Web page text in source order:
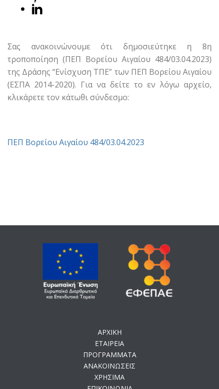
Σας ανακοινώνουμε ότι δημοσιεύτηκε η 8η
τροποποίηση (ΠΕΠ Βορείου Αιγαίου 484/03.04.2023)
της Δράσης “Ενίσχυση ΤΠΕ” των ΠΕΠ Βορείου Αιγαίου
(ΕΣΠΑ 2014-2020). Για να δείτε το εν λόγω αρχείο,
κλικάρετε τον κάτωθι σύνδεσμο:
ΠΕΠ Βορείου Αιγαίου 484/03.04.2023
ΑΡΧΙΚΗ
ΕΤΑΙΡΕΙΑ
ΠΡΟΓΡΑΜΜΑΤΑ
ΑΝΑΚΟΙΝΩΣΕΙΣ
ΧΡΗΣΙΜΑ